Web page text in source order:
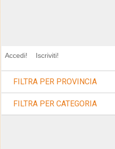
Accedi! Iscriviti!
FILTRA PER PROVINCIA
FILTRA PER CATEGORIA